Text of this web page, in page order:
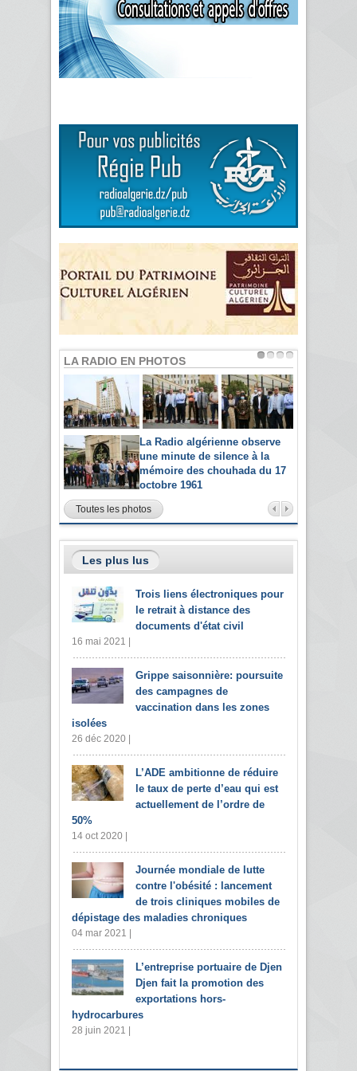
LA RADIO EN PHOTOS
La Radio algérienne observe
une minute de silence à la
mémoire des chouhada du 17
octobre 1961
Toutes les photos
Les plus lus
Trois liens électroniques pour
le retrait à distance des
documents d'état civil
16 mai 2021 |
Grippe saisonnière: poursuite
des campagnes de
vaccination dans les zones
isolées
26 déc 2020 |
L’ADE ambitionne de réduire
le taux de perte d’eau qui est
actuellement de l’ordre de
50%
14 oct 2020 |
Journée mondiale de lutte
contre l'obésité : lancement
de trois cliniques mobiles de
dépistage des maladies chroniques
04 mar 2021 |
L’entreprise portuaire de Djen
Djen fait la promotion des
exportations hors-
hydrocarbures
28 juin 2021 |